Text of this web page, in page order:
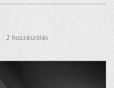
2 hozzászólás